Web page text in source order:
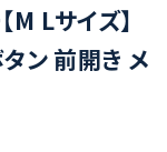
Lサイズ】
ン 前開き メ